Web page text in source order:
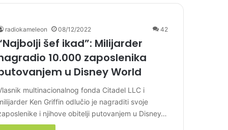
radiokameleon 08/12/2022 42
šef ikad”: Milijarder
10.000 zaposlenika
u Disney World
multinacionalnog fonda Citadel LLC i
Ken Griffin odlučio je nagraditi svoje
i njihove obitelji putovanjem u Disney…